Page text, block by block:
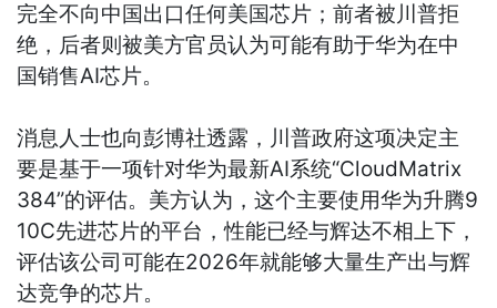
完全不向中国出口任何美国芯片；前者被川普拒
绝，后者则被美方官员认为可能有助于华为在中
国销售AI芯片。
消息人士也向彭博社透露，川普政府这项决定主
要是基于一项针对华为最新AI系统“CloudMatrix
384”的评估。美方认为，这个主要使用华为升腾9
10C先进芯片的平台，性能已经与辉达不相上下，
评估该公司可能在2026年就能够大量生产出与辉
达竞争的芯片。